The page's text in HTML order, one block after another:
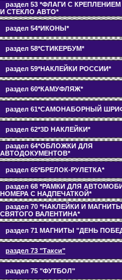
раздел 53 *ФЛАГИ С
И СТЕКЛО АВТО*
раздел 54*ИКОНЫ*
раздел 58*СТИКЕРБУМ*
раздел 59*НАКЛЕЙКИ РОССИИ*
раздел 60*КАМУФЛЯЖ*
раздел 61*САМОНАБОРНЫЙ
раздел 62*3D НАКЛЕЙКИ*
раздел 64*ОБЛОЖКИ ДЛЯ
АВТОДОКУМЕНТОВ*
раздел 65*БРЕЛОК-РУЛЕТКА*
раздел 68 *РАМКИ ДЛЯ
НОМЕРА С НАДПЕЧАТКОЙ*
раздел 70 *НАКЛЕЙКИ И
СВЯТОГО ВАЛЕНТИНА*
раздел 71 МАГНИТЫ "ДЕНЬ
раздел 73 "Такси"
раздел 75 "ФУТБОЛ"